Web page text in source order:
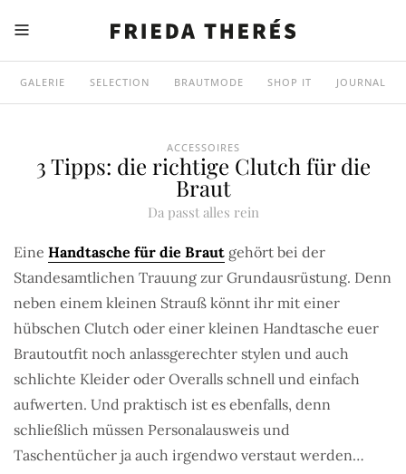
GALERIE SELECTION BRAUTMODE SHOP IT JOURNAL
ACCESSOIRES
3 Tipps: die richtige Clutch für die
Braut
Da passt alles rein
Eine Handtasche für die Braut gehört bei der
Standesamtlichen Trauung zur Grundausrüstung. Denn
neben einem kleinen Strauß könnt ihr mit einer
hübschen Clutch oder einer kleinen Handtasche euer
Brautoutfit noch anlassgerechter stylen und auch
schlichte Kleider oder Overalls schnell und einfach
aufwerten. Und praktisch ist es ebenfalls, denn
schließlich müssen Personalausweis und
Taschentücher ja auch irgendwo verstaut werden…